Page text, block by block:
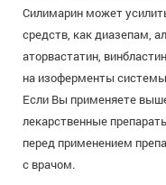
Силимарин может
средств, как диазепам,
аторвастатин,
на изоферменты
Если Вы применяете
лекарственные
перед применением
с врачом.